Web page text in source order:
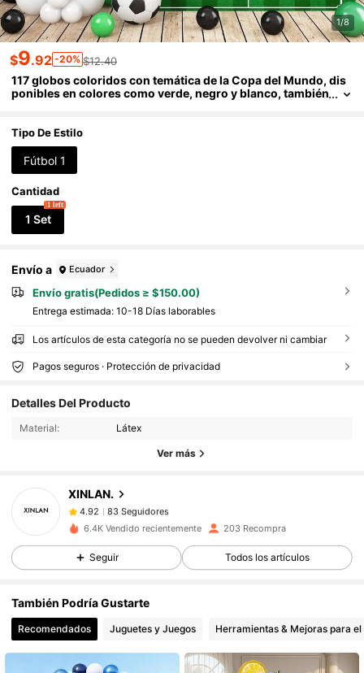
1/8
$9.92 -20% $12.40
117 globos coloridos con temática de la Copa del Mundo, dis
ponibles en colores como verde, negro y blanco, también
as de cumpleaños con temática de fútbol, eventos de la Copa
del Mundo, fiestas temáticas, reuniones familiares y decoraci
ón del hogar.
Tipo De Estilo
Fútbol 1
Cantidad
1 Set
1 left
Envío a Ecuador
Envío gratis(Pedidos ≥ $150.00)
Entrega estimada: 10-18 Días laborables
Los artículos de esta categoría no se pueden devolver ni cambiar
Pagos seguros · Protección de privacidad
Detalles Del Producto
Material: Látex
Ver más
XINLAN.
4.92 83 Seguidores
83 Seguidores
83 Seguidores
4.92 83 Seguidores
83 Seguidores
4.92
6.4K Vendido recientemente 203 Recompra
Seguir Todos los artículos
También Podría Gustarte
Recomendados Juguetes y Juegos Herramientas & Mejoras para el